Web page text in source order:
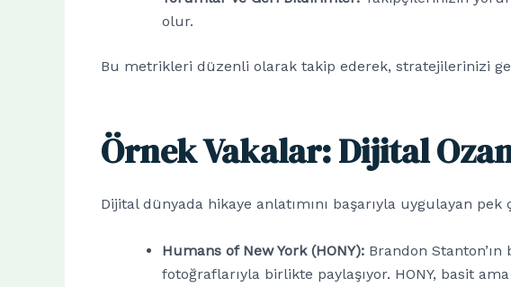
olur.
Bu metrikleri düzenli olarak takip ederek, stratejilerinizi
Örnek Vakalar: Dijital
Dijital dünyada hikaye anlatımını başarıyla uygulayan
Humans of New York (HONY): Brandon Stanton’ın
fotoğraflarıyla birlikte paylaşıyor. HONY, basit